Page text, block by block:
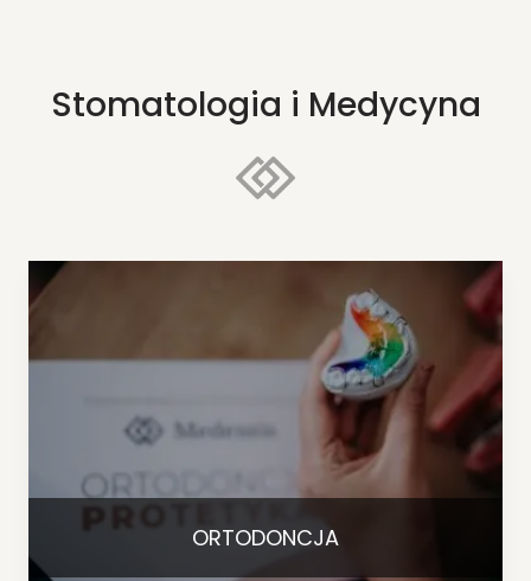
Stomatologia i Medycyna
ORTODONCJA